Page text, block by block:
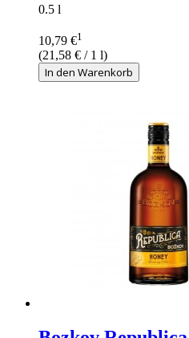
0.5 l
10,79 €1
(21,58 € / 1 l)
In den Warenkorb